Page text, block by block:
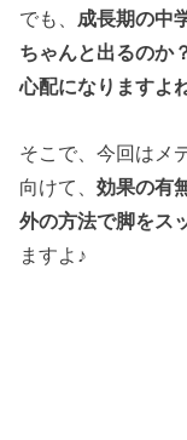
でも、 成長期の中
ちゃんと出るのか
心配になりますよ
そこで、今回はメ
向けて、効果の有
外の方法で脚をス
ますよ♪